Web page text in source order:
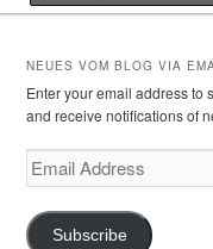
NEUES VOM BLOG VIA
Enter your email address to
and receive notifications of
Email
Address
Subscribe